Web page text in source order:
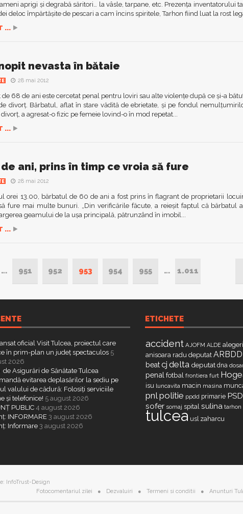
aprigi și degrabă săritori… la vâsle, tarpane, etc. Prezența inventatorului
deloc împărtășite de pescari a cam încins spiritele, Tarhon fiind luat la rost
...
nevasta în bătaie
28 mai 2012
de 68 de ani este cercetat penal pentru loviri sau alte violenţe după ce şi-a
divorţ. Bărbatul, aflat în stare vădită de ebrietate, şi pe fondul
divorţ, a agresat-o fizic pe femeie lovind-o în mod repetat...
...
de ani, prins în timp ce vroia să fure
28 mai 2012
orei 13.00, bărbatul de 60 de ani a fost prins în flagrant de proprietarii
fure mai multe bunuri. „Din verificările făcute, a reieşit faptul că bărbatul
geamului de la uşa principală, pătrunzând în imobil...
...
… 951 952 953 954 955 … 1.011
oficial Visit Tulcea, proiectul care
în prim-plan un județ spectaculos 5
2026
de Asigurări de Sănătate Tulcea
evitarea deplasărilor la sediu pe
valului de cădură: Folosiți serviciile
și telefonice! 5 august 2026
PUBLIC 4 august 2026
INFORMARE 3 august 2026
Informare3 august 2026
ETICHETE
accident AJOFM ALDE alegeri
anisoara radu deputat ARBDD
beatcj delta deputat dna
penal fotbal frontiera furt
isu luncavita macin masina
pnlpolitie ppdd primarie PSD
sofer somaj spital sulina tarhon
tulcea usl zaharcu
InfoTrust-Design
Fotocomentariul zilei
Dezvaluiri Termeni si conditii Anunturi